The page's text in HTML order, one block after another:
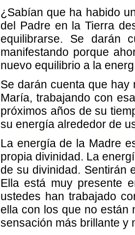
¿Sabían que ha habido
del Padre en la Tierra
equilibrarse. Se darán
manifestando porque
nuevo equilibrio a la
Se darán cuenta que
María, trabajando con
próximos años de su
su energía alrededor de
La energía de la Madre
propia divinidad. La
de su divinidad. Sentirán
Ella está muy presente
ustedes han trabajado
ella con los que no están
sensación más brillante y